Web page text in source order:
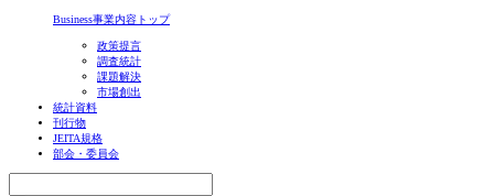
Business事業内容トップ
政策提言
調査統計
課題解決
市場創出
統計資料
刊行物
JEITA規格
部会・委員会